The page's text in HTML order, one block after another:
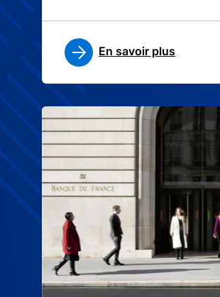
En savoir plus